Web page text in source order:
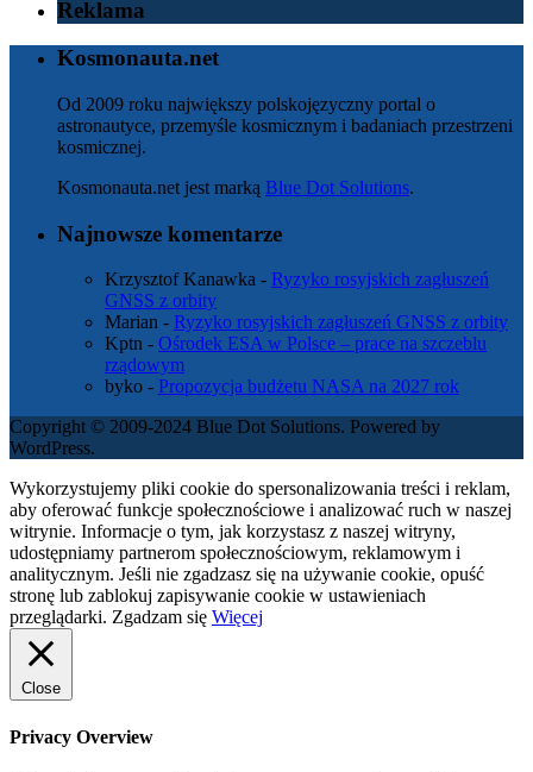
Reklama
Kosmonauta.net
Od 2009 roku największy polskojęzyczny portal o
astronautyce, przemyśle kosmicznym i badaniach przestrzeni
kosmicznej.
Kosmonauta.net jest marką Blue Dot Solutions.
Najnowsze komentarze
Krzysztof Kanawka - Ryzyko rosyjskich zagłuszeń
GNSS z orbity
Marian - Ryzyko rosyjskich zagłuszeń GNSS z orbity
Kptn - Ośrodek ESA w Polsce – prace na szczeblu
rządowym
byko - Propozycja budżetu NASA na 2027 rok
Copyright © 2009-2024 Blue Dot Solutions. Powered by
WordPress.
Wykorzystujemy pliki cookie do spersonalizowania treści i reklam,
aby oferować funkcje społecznościowe i analizować ruch w naszej
witrynie. Informacje o tym, jak korzystasz z naszej witryny,
udostępniamy partnerom społecznościowym, reklamowym i
analitycznym. Jeśli nie zgadzasz się na używanie cookie, opuść
stronę lub zablokuj zapisywanie cookie w ustawieniach
przeglądarki. Zgadzam się Więcej
Close
Privacy Overview